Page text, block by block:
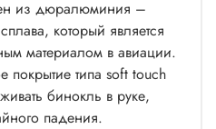
из дюралюминия –
который является
материалом в авиации.
покрытие типа soft touch
бинокль в руке,
падения.